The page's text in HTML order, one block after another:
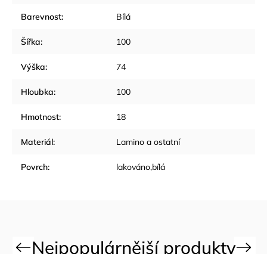
Barevnost: Bílá
Šířka: 100
Výška: 74
Hloubka: 100
Hmotnost: 18
Materiál: Lamino a ostatní
Povrch: lakováno,bílá
Previous Next